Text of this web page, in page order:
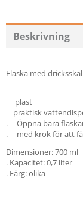
Beskrivning
Flaska med
plast
praktisk
. Öppna bara
. med krok för att
Dimensioner: 700 ml
. Kapacitet: 0,7 liter
. Färg: olika